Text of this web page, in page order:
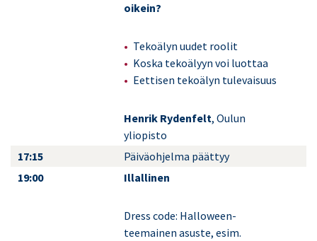
oikein?
Tekoälyn uudet roolit
Koska tekoälyyn voi luottaa
Eettisen tekoälyn tulevaisuus
Henrik Rydenfelt, Oulun
yliopisto
17:15
Päiväohjelma päättyy
19:00
Illallinen
Dress code: Halloween-
teemainen asuste, esim.